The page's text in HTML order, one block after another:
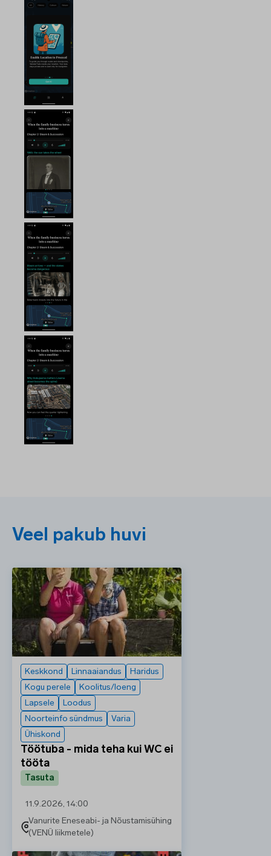
Veel pakub huvi
Keskkond Linnaaiandus
Haridus
Kogu perele
Koolitus/loeng
Lapsele
Loodus
Noorteinfo sündmus
Varia
Ühiskond
Töötuba - mida teha kui WC ei
tööta
Tasuta
11.9.2026, 14:00
Vanurite Eneseabi- ja Nõustamisühing
(VENÜ liikmetele)